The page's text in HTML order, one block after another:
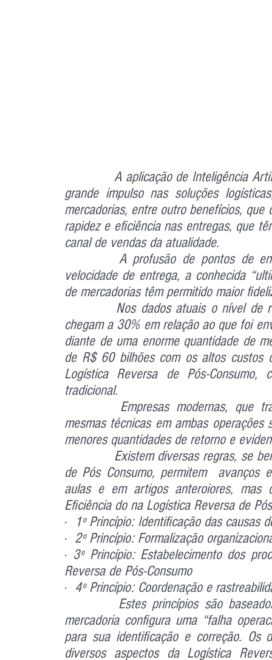
grande impulso nas soluções
mercadorias, entre outro benefícios,
rapidez e eficiência nas entregas, que
canal de vendas da atualidade.
velocidade de entrega, a conhecida
de mercadorias têm permitido maior
chegam a 30% em relação ao que foi
diante de uma enorme quantidade de
de R$ 60 bilhões com os altos custos
Logística Reversa de Pós-
tradicional.
mesmas técnicas em ambas operações
menores quantidades de retorno e
de Pós Consumo, permitem
aulas e em artigos anteroiores, mas
Eficiência do na Logística Reversa de
·
1º Princípio: Identificação das causas
· 2º Princípio: Formalização
· 3º Princípio: Estabelecimento dos
Reversa de Pós-Consumo
· 4º Princípio: Coordenação e
mercadoria configura uma “falha
para sua identificação e correção. Os
diversos aspectos da Logística